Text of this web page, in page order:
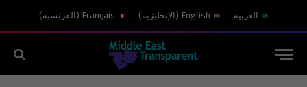
العربية English
( الإنجليزية)
Français
( الفرنسية)